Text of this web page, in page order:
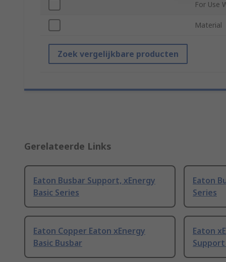
For Use
Material
Zoek vergelijkbare producten
Gerelateerde Links
Eaton Busbar Support, xEnergy
Basic Series
Eaton
Series
Eaton Copper Eaton xEnergy
Basic Busbar
Eaton